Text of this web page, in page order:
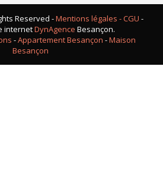
Reserved -Mentions légales - CGU -
internetDynAgence Besançon.
-Appartement Besançon -Maison
Besançon